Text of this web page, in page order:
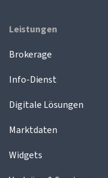
Leistungen
Brokerage
Info-Dienst
Digitale Lösungen
Marktdaten
Widgets